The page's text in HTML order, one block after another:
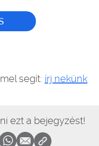
segít: írj nekünk
ezt a bejegyzést!